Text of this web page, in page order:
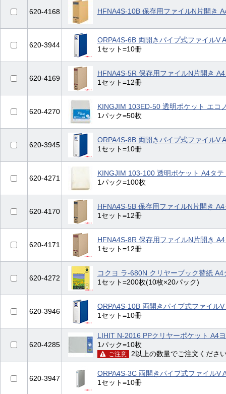
620-4168 HFNA4S-10B 保存用ファイルN片開き
620-3944
ORPA4S-6B 両開きパイプ式ファイルV
1セット=10冊
620-4169
HFNA4S-5R 保存用ファイルN片開き
1セット=12冊
620-4270
KINGJIM 103ED-50 透明ポケット エコ
1パック=50枚
620-3945
ORPA4S-8B 両開きパイプ式ファイルV
1セット=10冊
620-4271
KINGJIM 103-100 透明ポケット A4タ
1パック=100枚
620-4170
HFNA4S-5B 保存用ファイルN片開き
1セット=12冊
620-4171
HFNA4S-8R 保存用ファイルN片開き
1セット=12冊
620-4272
コクヨ ラ-680N クリヤーブック替紙
1セット=200枚(10枚×20パック)
620-3946
ORPA4S-10B 両開きパイプ式ファイル
1セット=10冊
620-4285
LIHIT N-2016 PPクリヤーポケット A4
1パック=10枚
ご注意 2以上の数量でご注文くださ
620-3947
ORPA4S-3C 両開きパイプ式ファイルV
1セット=10冊